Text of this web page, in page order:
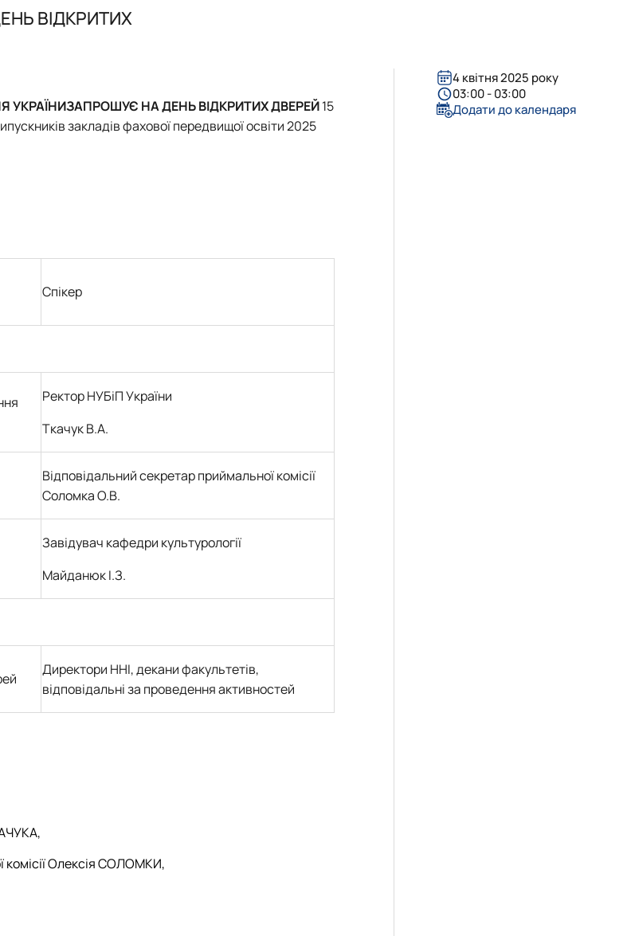
ОПП «Управління закладом освіти» - магістратура
робота та консультування" ОПП "Управління в соціальній сфері"
освіти (професійна)
освіти (наукова)
ВІДКРИТИХ
УКРАЇНИЗАПРОШУЄ НА ДЕНЬ ВІДКРИТИХ ДВЕРЕЙ15
закладів фахової передвищої освіти 2025
Спікер
Ректор НУБіП України
Ткачук В.А.
Відповідальний секретар приймальної комісії
Соломка О.В.
Завідувач кафедри культурології
Майданюк І.З.
Директори ННІ, декани факультетів,
відповідальні за проведення активностей
комісії Олексія СОЛОМКИ,
4 квітня 2025 року
03:00 - 03:00
Додати до календаря